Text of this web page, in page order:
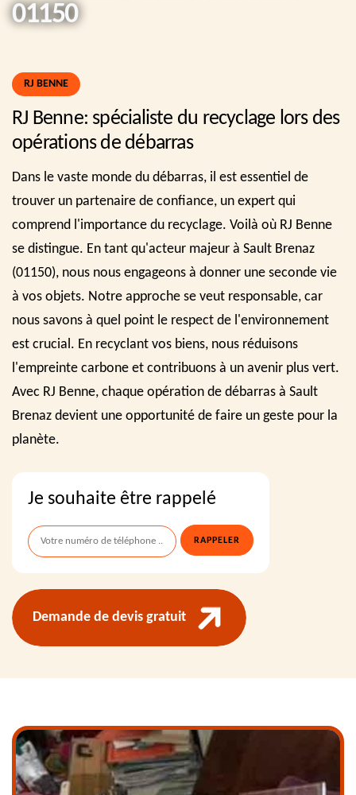
01150
RJ BENNE
RJ Benne: spécialiste du recyclage lors des
opérations de débarras
Dans le vaste monde du débarras, il est essentiel de
trouver un partenaire de confiance, un expert qui
comprend l'importance du recyclage. Voilà où RJ Benne
se distingue. En tant qu'acteur majeur à Sault Brenaz
(01150), nous nous engageons à donner une seconde vie
à vos objets. Notre approche se veut responsable, car
nous savons à quel point le respect de l'environnement
est crucial. En recyclant vos biens, nous réduisons
l'empreinte carbone et contribuons à un avenir plus vert.
Avec RJ Benne, chaque opération de débarras à Sault
Brenaz devient une opportunité de faire un geste pour la
planète.
Je souhaite être rappelé
Demande de devis gratuit